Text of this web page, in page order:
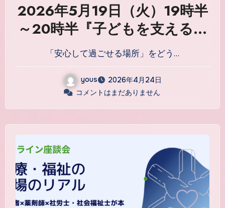
2026年5月19日（火）19時半
～20時半『子どもを支える現
場から考える、児童福祉のこ
れから〜安心して過ごせる場
所をつくるとは〜』
「安心して過ごせる場所」をどう…
yous
2026年4月24日
コメントはまだありません